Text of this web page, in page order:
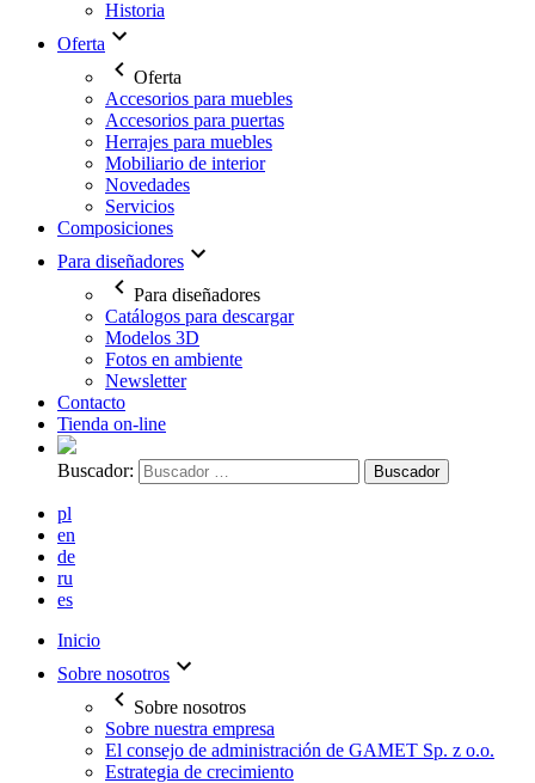
Historia
Oferta
Oferta
Accesorios para muebles
Accesorios para puertas
Herrajes para muebles
Mobiliario de interior
Novedades
Servicios
Composiciones
Para diseñadores
Para diseñadores
Catálogos para descargar
Modelos 3D
Fotos en ambiente
Newsletter
Contacto
Tienda on-line
Buscador:
pl
en
de
ru
es
Inicio
Sobre nosotros
Sobre nosotros
Sobre nuestra empresa
El consejo de administración de GAMET Sp. z o.o.
Estrategia de crecimiento